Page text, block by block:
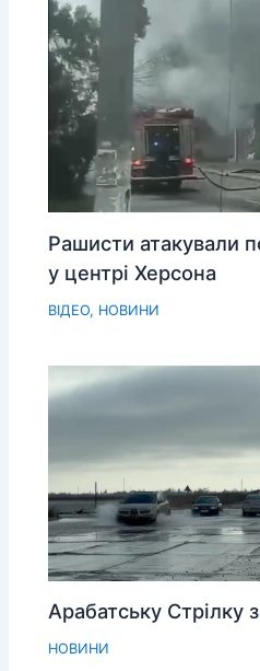
Рашисти атакували
у центрі Херсона
ВІДЕО, НОВИНИ
Арабатську Стрілку
НОВИНИ